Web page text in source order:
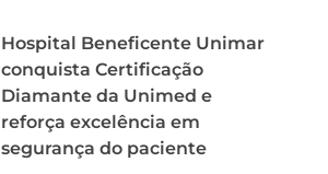
Hospital Beneficente Unimar
conquista Certificação
Diamante da Unimed e
reforça excelência em
segurança do paciente